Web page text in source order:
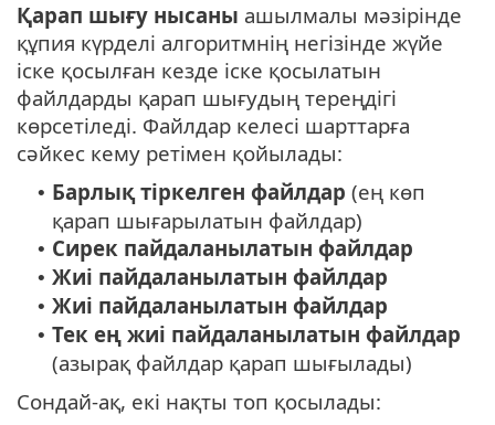
Қарап шығу нысаны ашылмалы мәзірінде
құпия күрделі алгоритмнің негізінде жүйе
іске қосылған кезде іске қосылатын
файлдарды қарап шығудың тереңдігі
көрсетіледі. Файлдар келесі шарттарға
сәйкес кему ретімен қойылады:
• Барлық тіркелген файлдар (ең көп
қарап шығарылатын файлдар)
• Сирек пайдаланылатын файлдар
• Жиі пайдаланылатын файлдар
• Жиі пайдаланылатын файлдар
• Тек ең жиі пайдаланылатын файлдар
(азырақ файлдар қарап шығылады)
Сондай-ақ, екі нақты топ қосылады: